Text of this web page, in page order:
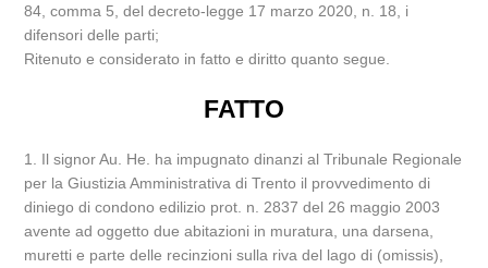
84, comma 5, del decreto-legge 17 marzo 2020, n. 18, i
difensori delle parti;
Ritenuto e considerato in fatto e diritto quanto segue.
FATTO
1. Il signor Au. He. ha impugnato dinanzi al Tribunale Regionale
per la Giustizia Amministrativa di Trento il provvedimento di
diniego di condono edilizio prot. n. 2837 del 26 maggio 2003
avente ad oggetto due abitazioni in muratura, una darsena,
muretti e parte delle recinzioni sulla riva del lago di (omissis),